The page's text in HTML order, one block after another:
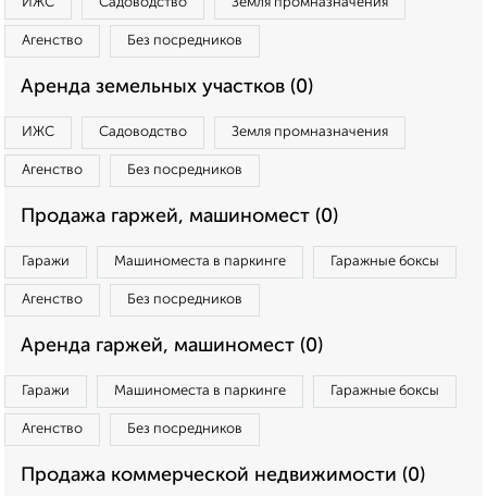
Агенство Без посредников
Аренда земельных участков (0)
ИЖС Садоводство Земля промназначения
Агенство Без посредников
Продажа гаржей, машиномест (0)
Гаражи Машиноместа в паркинге Гаражные боксы
Агенство Без посредников
Аренда гаржей, машиномест (0)
Гаражи Машиноместа в паркинге Гаражные боксы
Агенство Без посредников
Продажа коммерческой недвижимости (0)